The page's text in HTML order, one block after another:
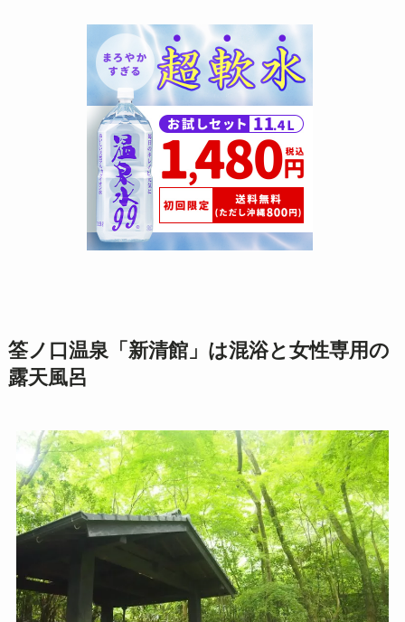
筌ノ口温泉「新清館」は混浴と女性専用の
露天風呂